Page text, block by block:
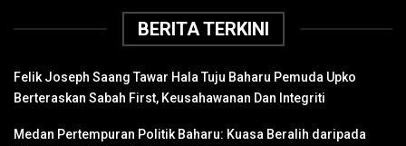
BERITA TERKINI
Felik Joseph Saang Tawar Hala Tuju Baharu Pemuda Upko
Berteraskan Sabah First, Keusahawanan Dan Integriti
Medan Pertempuran Politik Baharu: Kuasa Beralih daripada